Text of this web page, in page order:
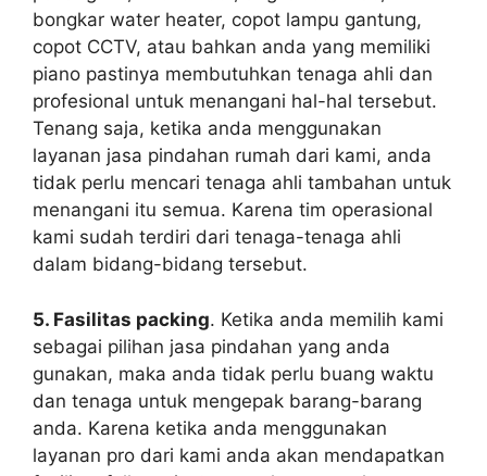
bongkar water heater, copot lampu gantung,
copot CCTV, atau bahkan anda yang memiliki
piano pastinya membutuhkan tenaga ahli dan
profesional untuk menangani hal-hal tersebut.
Tenang saja, ketika anda menggunakan
layanan jasa pindahan rumah dari kami, anda
tidak perlu mencari tenaga ahli tambahan untuk
menangani itu semua. Karena tim operasional
kami sudah terdiri dari tenaga-tenaga ahli
dalam bidang-bidang tersebut.
5. Fasilitas packing. Ketika anda memilih kami
sebagai pilihan jasa pindahan yang anda
gunakan, maka anda tidak perlu buang waktu
dan tenaga untuk mengepak barang-barang
anda. Karena ketika anda menggunakan
layanan pro dari kami anda akan mendapatkan